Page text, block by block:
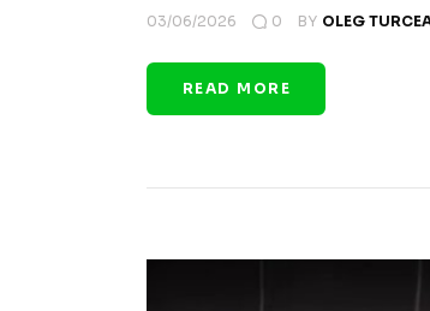
03/06/2026 0 BY OLEG
READ MORE